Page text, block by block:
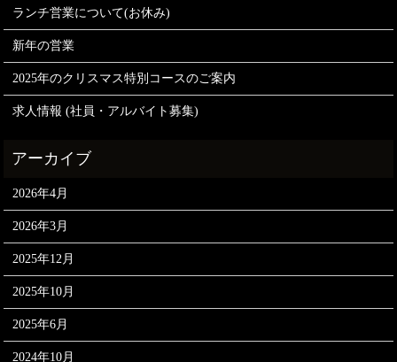
ランチ営業について(お休み)
新年の営業
2025年のクリスマス特別コースのご案内
求人情報 (社員・アルバイト募集)
2026年4月
2026年3月
2025年12月
2025年10月
2025年6月
2024年10月